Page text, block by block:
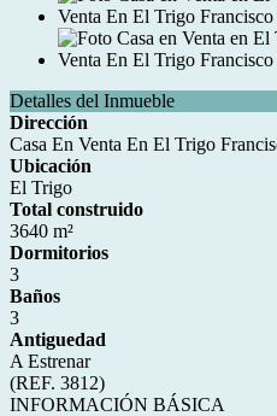
Detalles del Inmueble
Dirección
Casa En Venta En El Trigo
Ubicación
El Trigo
Total construido
3640 m²
Dormitorios
3
Baños
3
Antiguedad
A Estrenar
(REF. 3812)
INFORMACIÓN BÁSICA